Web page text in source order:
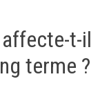
t-il
terme ?